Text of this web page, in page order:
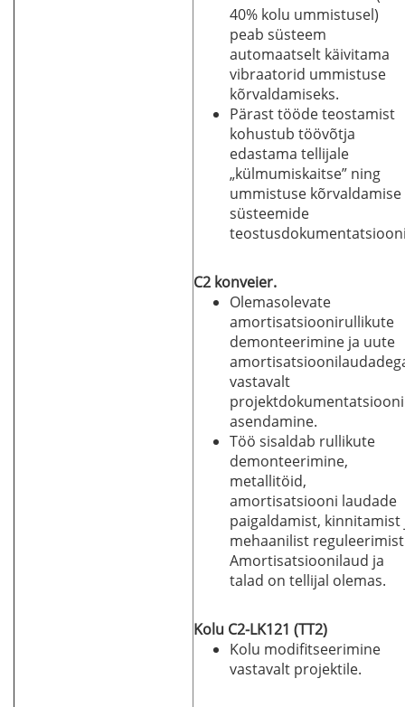
40% kolu ummistusel)
peab süsteem
automaatselt käivitama
vibraatorid ummistuse
kõrvaldamiseks.
Pärast tööde teostamist
kohustub töövõtja
edastama tellijale
„külmumiskaitse” ning
ummistuse kõrvaldamise
süsteemide
C2 konveier.
Olemasolevate
amortisatsioonirullikute
demonteerimine ja uute
vastavalt
asendamine.
Töö sisaldab rullikute
demonteerimine,
metallitöid,
amortisatsiooni laudade
paigaldamist, kinnitamist
mehaanilist
Amortisatsioonilaud ja
talad on tellijal olemas.
Kolu C2-LK121 (TT2)
Kolu modifitseerimine
vastavalt projektile.